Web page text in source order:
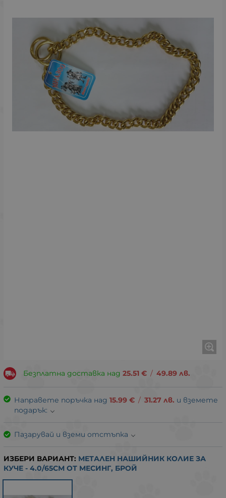
Безплатна доставка над 25.51 € / 49.89 лв.
Направете поръчка над 15.99 € / 31.27 лв. и вземете
подарък:
Пазарувай и вземи отстъпка
ИЗБЕРИ ВАРИАНТ: МЕТАЛЕН НАШИЙНИК КОЛИЕ ЗА
КУЧЕ - 4.0/65СМ ОТ МЕСИНГ, БРОЙ